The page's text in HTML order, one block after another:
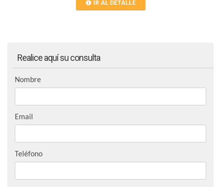
IR AL DETALLE
Realice aquí su consulta
Nombre
Email
Teléfono